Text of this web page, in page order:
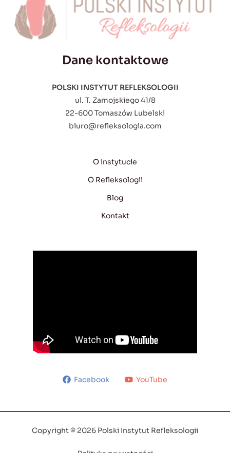
Dane kontaktowe
POLSKI INSTYTUT REFLEKSOLOGII
ul. T. Zamojskiego 41/8
22-600 Tomaszów Lubelski
biuro@refleksologia.com
O Instytucie
O Refleksologii
Blog
Kontakt
Facebook YouTube
Copyright © 2026 Polski Instytut Refleksologii